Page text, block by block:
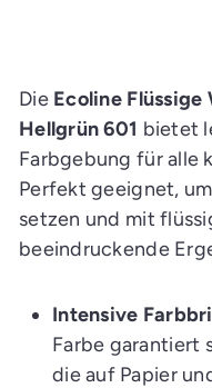
Die Ecoline Flüssige
Hellgrün 601 bietet
Farbgebung für alle
Perfekt geeignet,
setzen und mit
beeindruckende
Intensive
Farbe garantiert
die auf Papier